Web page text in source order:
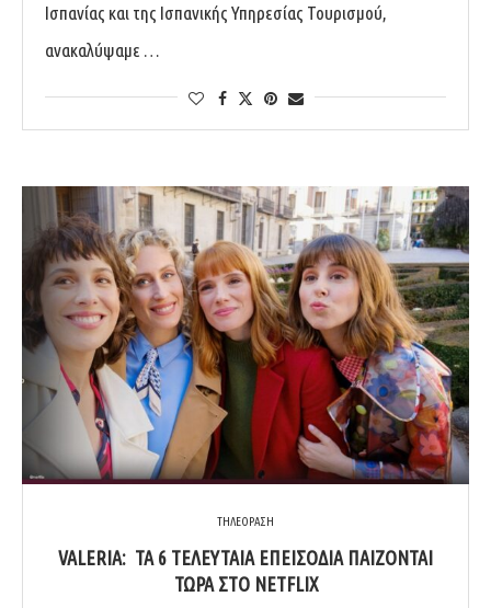
Ισπανίας και της Ισπανικής Υπηρεσίας Τουρισμού,
ανακαλύψαμε …
ΤΗΛΕΟΡΑΣΗ
VALERIA: ΤΑ 6 ΤΕΛΕΥΤΑΙΑ ΕΠΕΙΣΟΔΙΑ ΠΑΙΖΟΝΤΑΙ
ΤΩΡΑ ΣΤΟ NETFLIX